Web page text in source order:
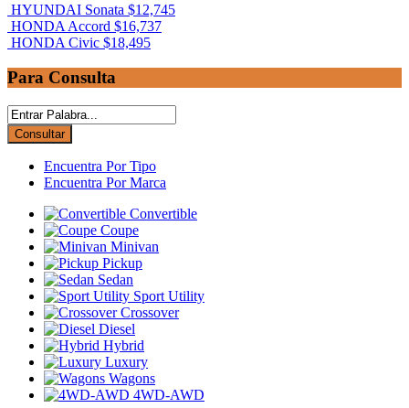
HYUNDAI Sonata $12,745
HONDA Accord $16,737
HONDA Civic $18,495
Para Consulta
Encuentra Por Tipo
Encuentra Por Marca
Convertible
Coupe
Minivan
Pickup
Sedan
Sport Utility
Crossover
Diesel
Hybrid
Luxury
Wagons
4WD-AWD